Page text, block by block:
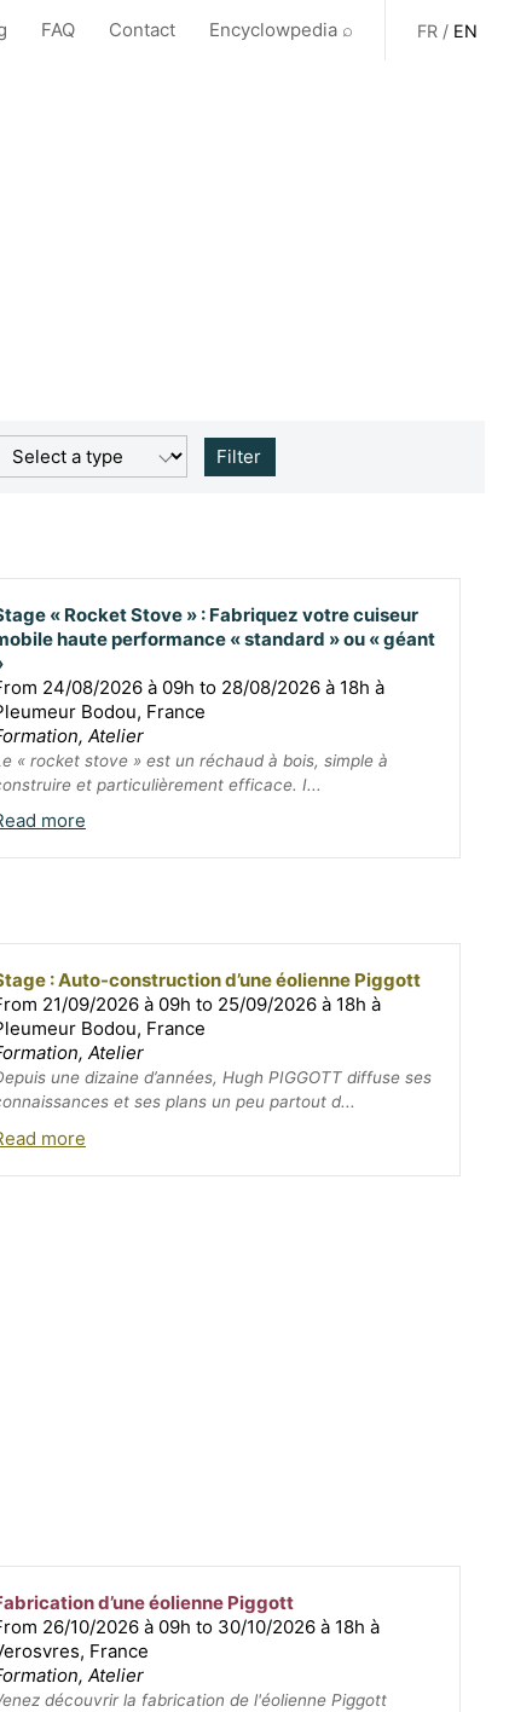
FAQ Contact Encyclowpedia ⌕ FR / EN
Filter
« Rocket Stove » : Fabriquez votre cuiseur
haute performance « standard » ou « géant
24/08/2026 à 09h to 28/08/2026 à 18h à
Bodou, France
Atelier
« rocket stove » est un réchaud à bois, simple à
et particulièrement efficace. I...
more
: Auto-construction d’une éolienne Piggott
21/09/2026 à 09h to 25/09/2026 à 18h à
Bodou, France
Atelier
une dizaine d’années, Hugh PIGGOTT diffuse ses
et ses plans un peu partout d...
more
d’une éolienne Piggott
26/10/2026 à 09h to 30/10/2026 à 18h à
France
Atelier
découvrir la fabrication de l'éolienne Piggott